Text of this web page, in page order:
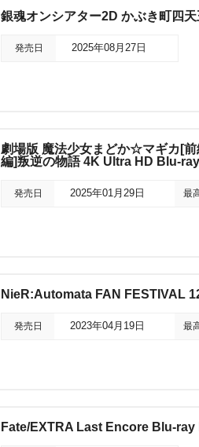
銀魂オンシアター2D かぶき町四天
発売日 2025年08月27日
劇場版 魔法少女まどか☆マギカ[
編]叛逆の物語 4K Ultra HD Blu-ray
発売日 2025年01月29日 最
NieR:Automata FAN FESTIVAL
発売日 2023年04月19日 最
Fate/EXTRA Last Encore Blu-